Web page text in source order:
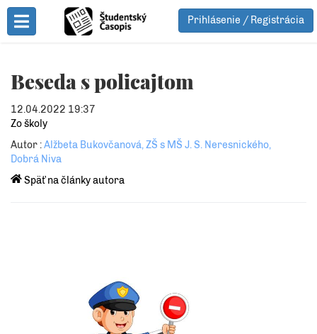
Toggle Menu
Prihlásenie / Registrácia
Beseda s policajtom
12.04.2022 19:37
Zo školy
Autor :Alžbeta Bukovčanová, ZŠ s MŠ J. S. Neresnického,
Dobrá Niva
Späť na články autora